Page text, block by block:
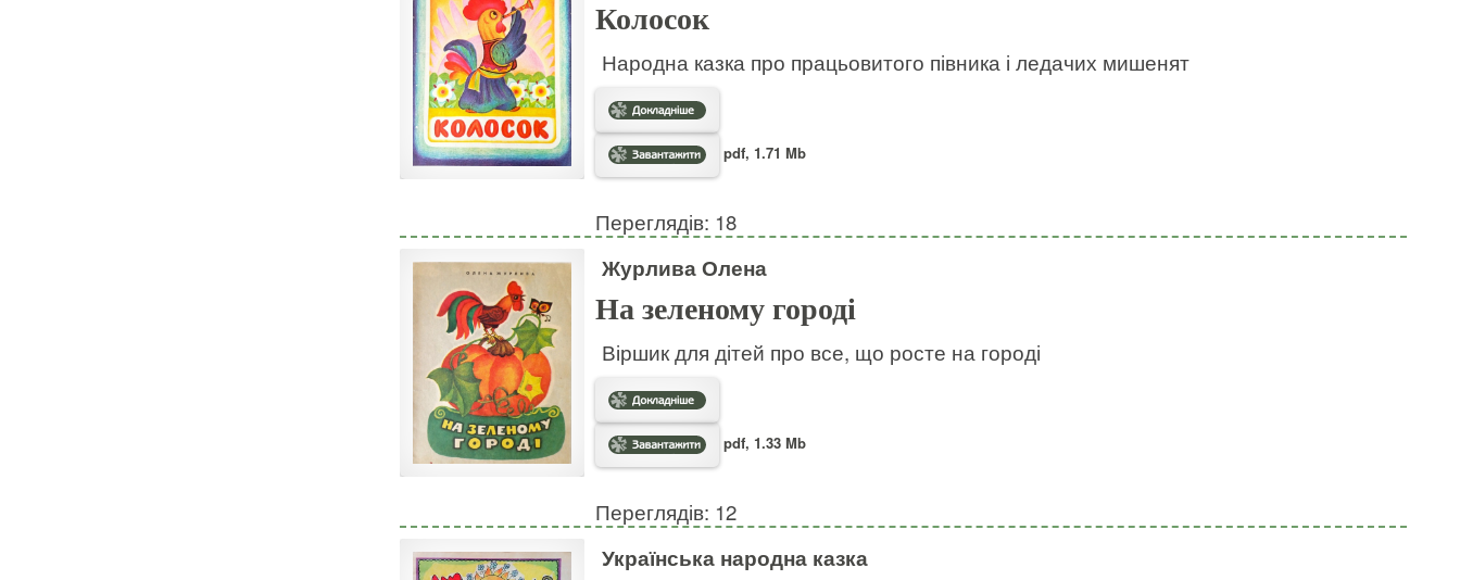
Колосок
Народна казка про працьовитого півника і ледачих мишенят
pdf, 1.71 Mb
Переглядів: 18
Журлива Олена
На зеленому городі
Віршик для дітей про все, що росте на городі
pdf, 1.33 Mb
Переглядів: 12
Українська народна казка